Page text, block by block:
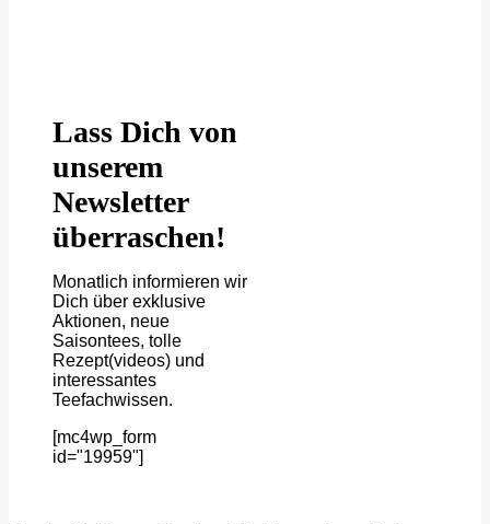
Lass Dich von
unserem
Newsletter
überraschen!
Monatlich informieren wir
Dich über exklusive
Aktionen, neue
Saisontees, tolle
Rezept(videos) und
interessantes
Teefachwissen.
[mc4wp_form
id="19959"]